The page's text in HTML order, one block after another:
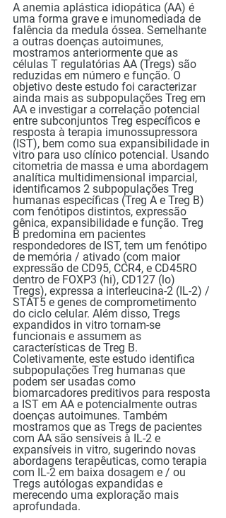
A anemia aplástica idiopática (AA) é
uma forma grave e imunomediada de
falência da medula óssea. Semelhante
a outras doenças autoimunes,
mostramos anteriormente que as
células T regulatórias AA (Tregs) são
reduzidas em número e função. O
objetivo deste estudo foi caracterizar
ainda mais as subpopulações Treg em
AA e investigar a correlação potencial
entre subconjuntos Treg específicos e
resposta à terapia imunossupressora
(IST), bem como sua expansibilidade in
vitro para uso clínico potencial. Usando
citometria de massa e uma abordagem
analítica multidimensional imparcial,
identificamos 2 subpopulações Treg
humanas específicas (Treg A e Treg B)
com fenótipos distintos, expressão
gênica, expansibilidade e função. Treg
B predomina em pacientes
respondedores de IST, tem um fenótipo
de memória / ativado (com maior
expressão de CD95, CCR4, e CD45RO
dentro de FOXP3 (hi), CD127 (lo)
Tregs), expressa a interleucina-2 (IL-2) /
STAT5 e genes de comprometimento
do ciclo celular. Além disso, Tregs
expandidos in vitro tornam-se
funcionais e assumem as
características de Treg B.
Coletivamente, este estudo identifica
subpopulações Treg humanas que
podem ser usadas como
biomarcadores preditivos para resposta
a IST em AA e potencialmente outras
doenças autoimunes. Também
mostramos que as Tregs de pacientes
com AA são sensíveis à IL-2 e
expansíveis in vitro, sugerindo novas
abordagens terapêuticas, como terapia
com IL-2 em baixa dosagem e / ou
Tregs autólogas expandidas e
merecendo uma exploração mais
aprofundada.